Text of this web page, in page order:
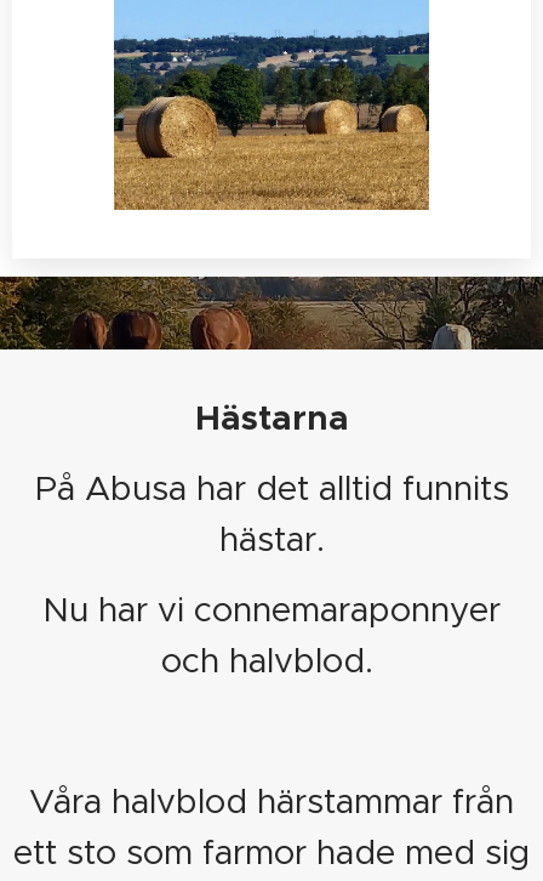
Hästarna
På Abusa har det alltid funnits
hästar.
Nu har vi connemaraponnyer
och halvblod.
Våra halvblod härstammar från
ett sto som farmor hade med sig